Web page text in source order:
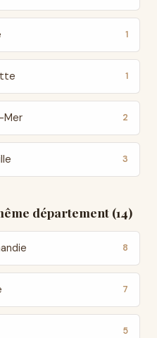
1
1
Mer 2
3
département (14)
8
7
5